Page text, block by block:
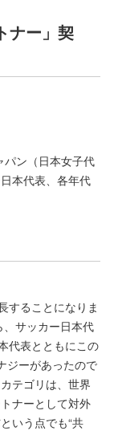
ナー」契
パン（日本女子代
本代表、各年代
することになりま
サッカー日本代
代表とともにこの
ジーがあったので
テゴリは、世界
ナーとして対外
いう点でも“共